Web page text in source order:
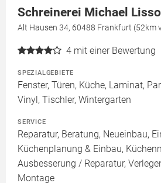
Schreinerei Michael
Alt Hausen 34, 60488 Frankfurt (52km
4 mit einer Bewertung
SPEZIALGEBIETE
Fenster, Türen, Küche, Laminat,
Vinyl, Tischler, Wintergarten
SERVICE
Reparatur, Beratung, Neueinbau,
Küchenplanung & Einbau,
Ausbesserung / Reparatur,
Montage